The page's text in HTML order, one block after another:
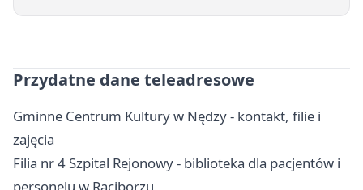
Przydatne dane teleadresowe
Gminne Centrum Kultury w Nędzy - kontakt, filie i
zajęcia
Filia nr 4 Szpital Rejonowy - biblioteka dla pacjentów i